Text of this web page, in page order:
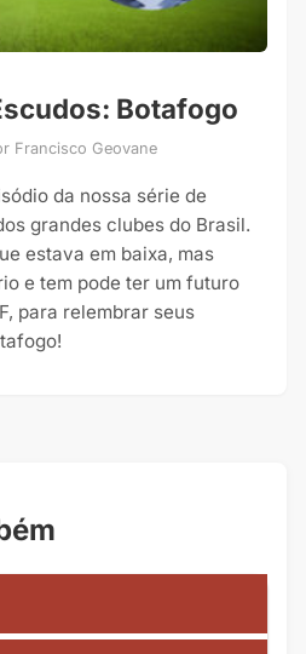
Botafogo
Francisco Geovane
da nossa série de
grandes clubes do Brasil.
estava em baixa, mas
e tem pode ter um futuro
para relembrar seus